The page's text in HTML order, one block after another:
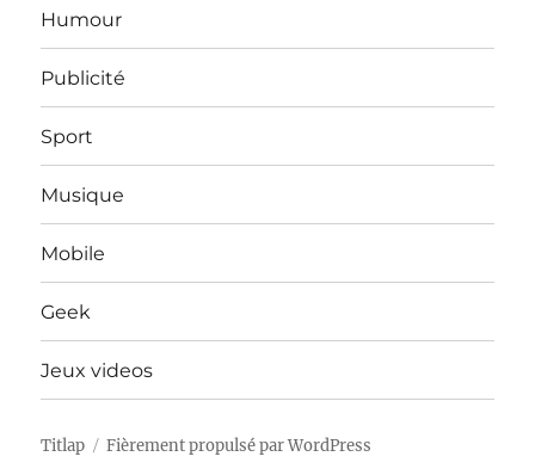
Humour
Publicité
Sport
Musique
Mobile
Geek
Jeux videos
Titlap Fièrement propulsé par WordPress